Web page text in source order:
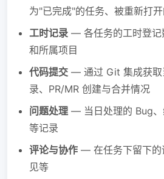
为"已完成"的任务、被重新打
工时记录 — 各任务的工时登记
和所属项目
代码提交 — 通过 Git 集成获
录、PR/MR 创建与合并情况
问题处理 — 当日处理的 Bug
等记录
评论与协作 — 在任务下留下的
见等